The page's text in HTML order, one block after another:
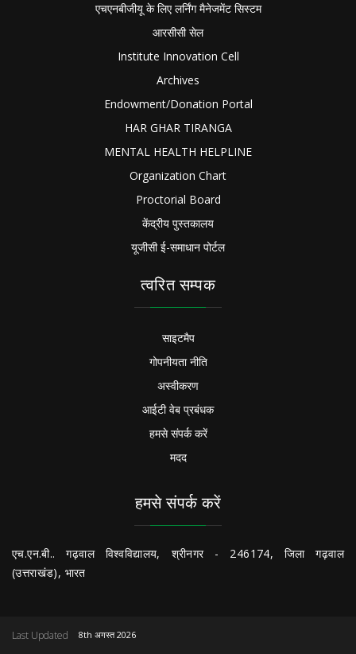
एचएनबीजीयू के लिए लर्निंग मैनेजमेंट सिस्टम
आरसीसी सेल
Institute Innovation Cell
Archives
Endowment/Donation Portal
HAR GHAR TIRANGA
MENTAL HEALTH HELPLINE
Organization Chart
Proctorial Board
केंद्रीय पुस्तकालय
यूजीसी ई-समाधान पोर्टल
त्वरित सम्पक
साइटमैप
गोपनीयता नीति
अस्वीकरण
आईटी वेब प्रबंधक
हमसे संपर्क करें
मदद
हमसे संपर्क करें
एच.एन.बी.. गढ़वाल विश्वविद्यालय, श्रीनगर - 246174, जिला गढ़वाल
(उत्तराखंड), भारत
Last Updated
8th अगस्त 2026